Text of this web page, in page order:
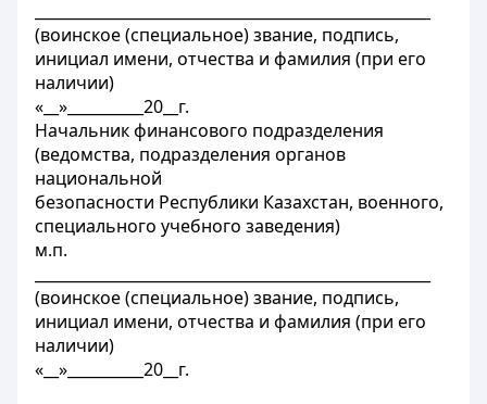
(воинское (специальное) звание, подпись,
инициал имени, отчества и фамилия (при его
наличии)
«__»__________20__г.
Начальник финансового подразделения
(ведомства, подразделения органов
национальной
безопасности Республики Казахстан, военного,
специального учебного заведения)
м.п.
(воинское (специальное) звание, подпись,
инициал имени, отчества и фамилия (при его
наличии)
«__»__________20__г.